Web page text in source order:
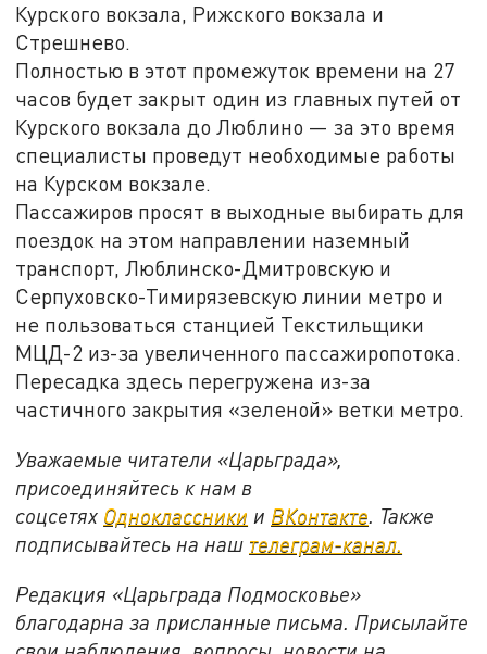
Курского вокзала, Рижского вокзала и
Стрешнево.
Полностью в этот промежуток времени на 27
часов будет закрыт один из главных путей от
Курского вокзала до Люблино — за это время
специалисты проведут необходимые работы
на Курском вокзале.
Пассажиров просят в выходные выбирать для
поездок на этом направлении наземный
транспорт, Люблинско-Дмитровскую и
Серпуховско-Тимирязевскую линии метро и
не пользоваться станцией Текстильщики
МЦД-2 из-за увеличенного пассажиропотока.
Пересадка здесь перегружена из-за
частичного закрытия «зеленой» ветки метро.
Уважаемые читатели «Царьграда»,
присоединяйтесь к нам в
соцсетях Одноклассники и ВКонтакте. Также
подписывайтесь на наш телеграм-канал.
Редакция «Царьграда Подмосковье»
благодарна за присланные письма. Присылайте